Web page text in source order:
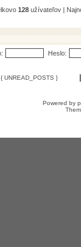
128 užívateľov |
Heslo:
{ UNREAD_POSTS }
Powered by